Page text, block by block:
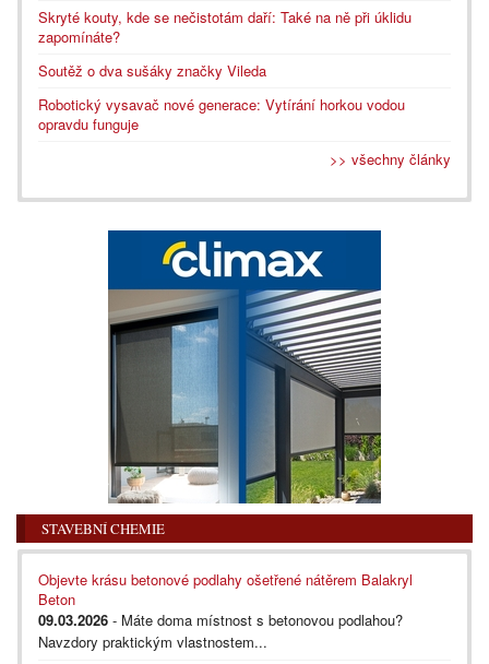
Skryté kouty, kde se nečistotám daří: Také na ně při úklidu
zapomínáte?
Soutěž o dva sušáky značky Vileda
Robotický vysavač nové generace: Vytírání horkou vodou
opravdu funguje
>> všechny články
STAVEBNÍ CHEMIE
Objevte krásu betonové podlahy ošetřené nátěrem Balakryl
Beton
09.03.2026 - Máte doma místnost s betonovou podlahou?
Navzdory praktickým vlastnostem...